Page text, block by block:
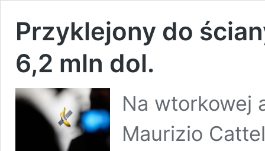
Przyklejony do
6,2 mln dol.
Na wtorkowej
Maurizio